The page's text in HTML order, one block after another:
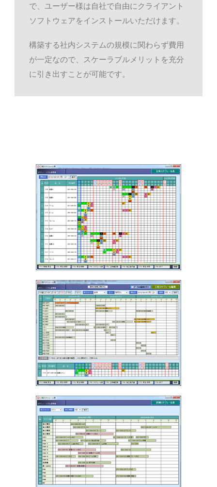
で、ユーザー様は自社で自由にクライアント
ソフトウェアをインストールいただけます。
構築する社内システムの規模に関わらず費用
が一定なので、スケーラブルメリットを充分
に引き出すことが可能です。